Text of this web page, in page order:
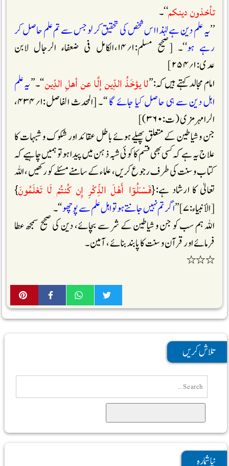
تأخذون دينكم‘‘۔
’’یہ علم دین ہے لہٰذا اس شخص کی تحقیق کر لو جس سے تم علم حاصل کر
رہے ہو
‘‘۔ [صحیح مسلم:۱؍۱۴،الکامل فی ضعفاء الرجال لابن
عدی:۱؍۲۵۴]
امام مجالد کہتے ہیں کہ:’’لا يؤخَذُ الدِّين إلَّا عن أهلِ الدِّين‘‘۔’’یہ علم
اہل دین سے ہی حاصل کیا جائے گا
‘‘۔ [المحدث الفاصل:۱؍۴۳۴،
الرامہرمزی (ت:۳۶۰)]
جن و شیاطین کے متعلق پھیلے ہوئے باطل عقائد اور شکوک و شبہات کا
علاج یہ ہے کہ کسی بھی قسم کا کوئی شبہ ذہن میں پیدا ہو تو ہمیں چاہیے کہ
کتاب و سنت کی طرف رجوع کریں، علماء کے سامنے مسئلے کو رکھیں، اللہ
تعالیٰ کا ارشاد ہے:{فَسْـَلُوٓا أَهْلَ الذِّكْرِ إِن كُنتُمْ لَا تَعْلَمُونَ}
[الأنبیاء:۷]’’
اگر تم نہیں جانتے ہو تو اہل علم سے پوچھو‘‘۔
اللہ ہم سب کو جن و شیاطین کے شر سے بچائے، دین کی صحیح سمجھ عطا
فرمائے اور قرآن و سنت کا پابند بنائے ، آمین ۔
٭٭٭
تلاش کریں
نیا شمارہ